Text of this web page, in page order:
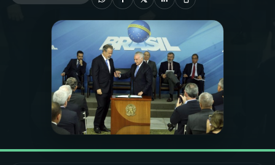
PROGRAMAS
PODCASTS
VIDEOCASTS